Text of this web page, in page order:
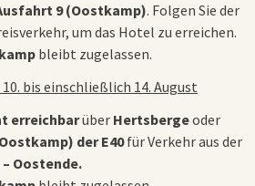
9 (Oostkamp). Folgen Sie der
um das Hotel zu erreichen.
bleibt zugelassen.
bis einschließlich 14. August
erreichbarüber Hertsbergeoder
der E40für Verkehr aus der
Oostende.